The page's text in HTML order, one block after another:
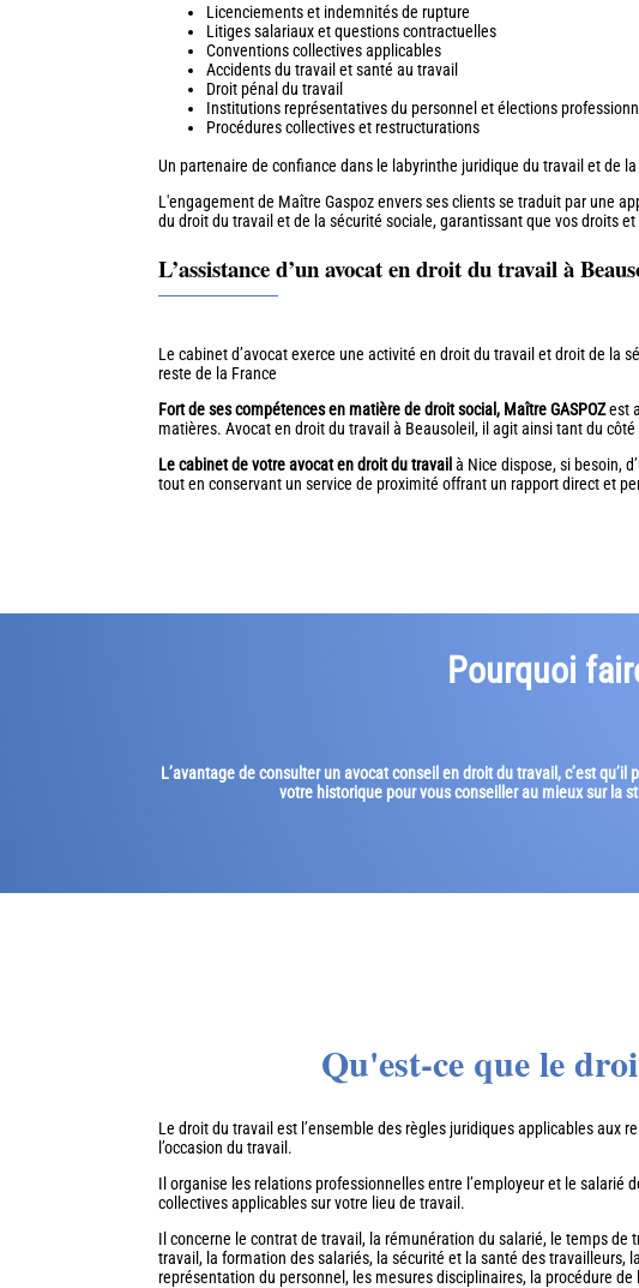
Licenciements et indemnités de rupture
Litiges salariaux et questions contractuelles
Conventions collectives applicables
Accidents du travail et santé au travail
Droit pénal du travail
Institutions représentatives du personnel et élections
Procédures collectives et restructurations
Un partenaire de confiance dans le labyrinthe juridique du travail et de
L'engagement de Maître Gaspoz envers ses clients se traduit par une
du droit du travail et de la sécurité sociale, garantissant que vos droits
L’assistance d’un avocat en droit du travail à
Le cabinet d’avocat exerce une activité en droit du travail et droit de la
reste de la France
Fort de ses compétences en matière de droit social, Maître GASPOZest
matières. Avocat en droit du travail à Beausoleil, il agit ainsi tant du
Le cabinet de votre avocat en droit du travail à Nice dispose, si besoin,
tout en conservant un service de proximité offrant un rapport direct et
Pourquoi
L’avantage de consulter un avocat conseil en droit du travail, c’est
votre historique pour vous conseiller au mieux sur la
Qu'est-ce que le
Le droit du travail est l’ensemble des règles juridiques applicables aux
l’occasion du travail.
Il organise les relations professionnelles entre l’employeur et le salarié
collectives applicables sur votre lieu de travail.
Il concerne le contrat de travail, la rémunération du salarié, le temps de
travail, la formation des salariés, la sécurité et la santé des travailleurs,
représentation du personnel, les mesures disciplinaires, la procédure